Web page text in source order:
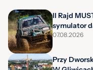
II Rajd
symulator
07.08.2026
Przy